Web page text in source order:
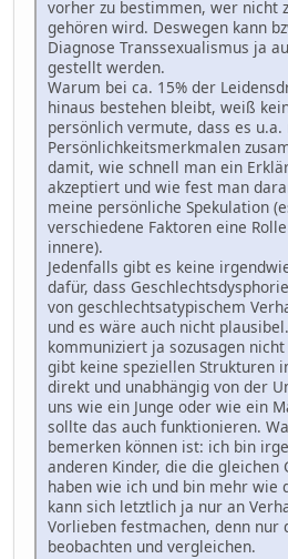
vorher zu bestimmen, wer nicht
gehören wird. Deswegen kann
Diagnose Transsexualismus ja
gestellt werden.
Warum bei ca. 15% der
hinaus bestehen bleibt, weiß
persönlich vermute, dass es
Persönlichkeitsmerkmalen
damit, wie schnell man ein
akzeptiert und wie fest man
meine persönliche Spekulation
verschiedene Faktoren eine
innere).
Jedenfalls gibt es keine
dafür, dass
von geschlechtsatypischem
und es wäre auch nicht
kommuniziert ja sozusagen
gibt keine speziellen Strukturen
direkt und unabhängig von der
uns wie ein Junge oder wie ein
sollte das auch funktionieren.
bemerken können ist: ich bin
anderen Kinder, die die gleichen
haben wie ich und bin mehr wie
kann sich letztlich ja nur an
Vorlieben festmachen, denn nur
beobachten und vergleichen.